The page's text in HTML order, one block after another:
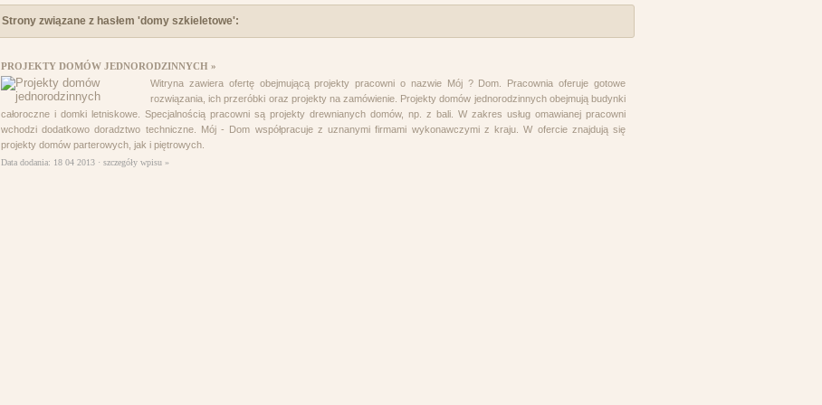
Strony związane z hasłem 'domy szkieletowe':
PROJEKTY DOMÓW JEDNORODZINNYCH »
Witryna zawiera ofertę obejmującą projekty pracowni o nazwie Mój ? Dom. Pracownia oferuje gotowe
rozwiązania, ich przeróbki oraz projekty na zamówienie. Projekty domów jednorodzinnych obejmują budynki
całoroczne i domki letniskowe. Specjalnością pracowni są projekty drewnianych domów, np. z bali. W zakres usług omawianej pracowni
wchodzi dodatkowo doradztwo techniczne. Mój - Dom współpracuje z uznanymi firmami wykonawczymi z kraju. W ofercie znajdują się
projekty domów parterowych, jak i piętrowych.
Data dodania: 18 04 2013 · szczegóły wpisu »